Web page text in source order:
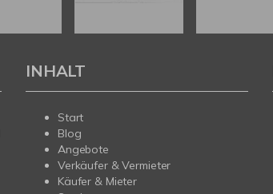
INHALT
Start
Blog
Angebote
Verkäufer & Vermieter
Käufer & Mieter